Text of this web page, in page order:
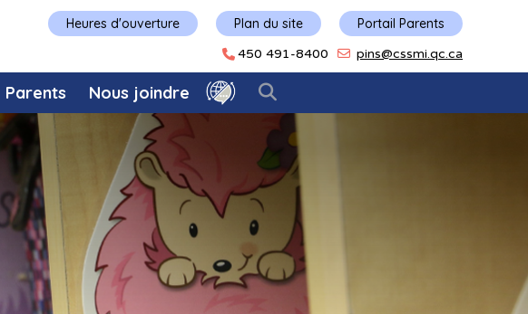
Plan du site Portail Parents
Heures d'ouverture
450 491-8400 pins@cssmi.qc.ca
Parents Nous joindre